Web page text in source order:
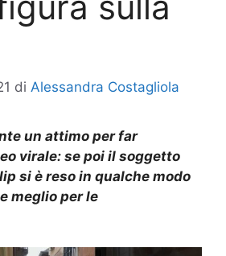
di Alessandra Costagliola
un attimo per far
virale: se poi il soggetto
si è reso in qualche modo
meglio per le